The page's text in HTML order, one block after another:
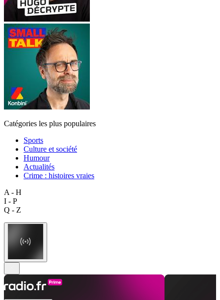
Catégories les plus populaires
Sports
Culture et société
Humour
Actualités
Crime : histoires vraies
A - H
I - P
Q - Z